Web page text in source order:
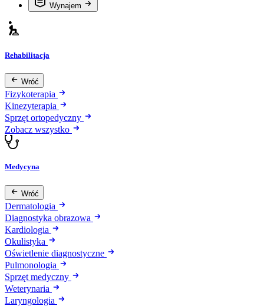
Wynajem
Rehabilitacja
Wróć
Fizykoterapia
Kinezyterapia
Sprzęt ortopedyczny
Zobacz wszystko
Medycyna
Wróć
Dermatologia
Diagnostyka obrazowa
Kardiologia
Okulistyka
Oświetlenie diagnostyczne
Pulmonologia
Sprzęt medyczny
Weterynaria
Laryngologia